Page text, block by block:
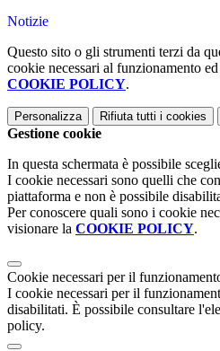
Notizie
Questo sito o gli strumenti terzi da
cookie necessari al funzionamento
COOKIE POLICY.
Personalizza Rifiuta tutti i cookies
Gestione cookie
In questa schermata è possibile
I cookie necessari sono quelli che
piattaforma e non è possibile
Per conoscere quali sono i cookie
visionare la COOKIE POLICY.
Cookie necessari per il
I cookie necessari per il
disabilitati. È possibile consultare
policy.